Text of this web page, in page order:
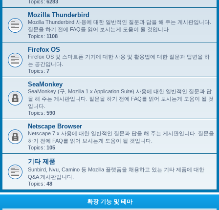
Topics: 6283
Mozilla Thunderbird
Mozilla Thunderbird 사용에 대한 일반적인 질문과 답을 해 주는 게시판입니다.
질문을 하기 전에 FAQ를 읽어 보시는게 도움이 될 것입니다.
Topics: 1108
Firefox OS
Firefox OS 및 스마트폰 기기에 대한 사용 및 활용법에 대한 질문과 답변을 하
는 공간입니다.
Topics: 7
SeaMonkey
SeaMonkey (구, Mozilla 1.x Application Suite) 사용에 대한 일반적인 질문과 답
을 해 주는 게시판입니다. 질문을 하기 전에 FAQ를 읽어 보시는게 도움이 될 것
입니다.
Topics: 590
Netscape Browser
Netscape 7.x 사용에 대한 일반적인 질문과 답을 해 주는 게시판입니다. 질문을
하기 전에 FAQ를 읽어 보시는게 도움이 될 것입니다.
Topics: 105
기타 제품
Sunbird, Nvu, Camino 등 Mozilla 플랫폼을 채용하고 있는 기타 제품에 대한
Q&A 게시판입니다.
Topics: 48
확장 기능 및 테마